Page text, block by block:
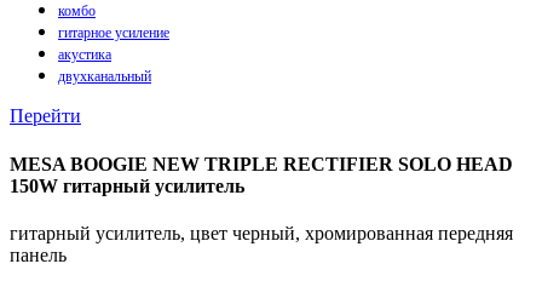
комбо
гитарное усиление
акустика
двухканальный
Перейти
MESA BOOGIE NEW TRIPLE RECTIFIER SOLO HEAD
150W гитарный усилитель
гитарный усилитель, цвет черный, хромированная передняя
панель